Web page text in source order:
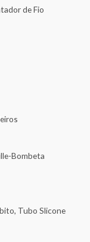
de Fio
Bombeta
Tubo Slicone